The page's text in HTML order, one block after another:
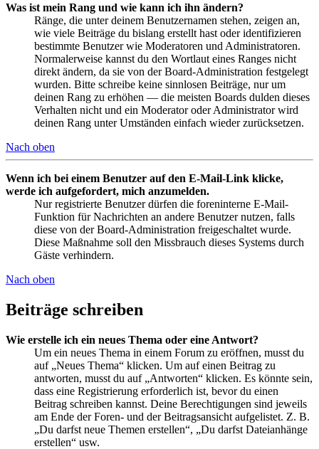
Was ist mein Rang und wie kann ich ihn ändern?
Ränge, die unter deinem Benutzernamen stehen, zeigen an,
wie viele Beiträge du bislang erstellt hast oder identifizieren
bestimmte Benutzer wie Moderatoren und Administratoren.
Normalerweise kannst du den Wortlaut eines Ranges nicht
direkt ändern, da sie von der Board-Administration festgelegt
wurden. Bitte schreibe keine sinnlosen Beiträge, nur um
deinen Rang zu erhöhen — die meisten Boards dulden dieses
Verhalten nicht und ein Moderator oder Administrator wird
deinen Rang unter Umständen einfach wieder zurücksetzen.
Nach oben
Wenn ich bei einem Benutzer auf den E-Mail-Link klicke,
werde ich aufgefordert, mich anzumelden.
Nur registrierte Benutzer dürfen die foreninterne E-Mail-
Funktion für Nachrichten an andere Benutzer nutzen, falls
diese von der Board-Administration freigeschaltet wurde.
Diese Maßnahme soll den Missbrauch dieses Systems durch
Gäste verhindern.
Nach oben
Beiträge schreiben
Wie erstelle ich ein neues Thema oder eine Antwort?
Um ein neues Thema in einem Forum zu eröffnen, musst du
auf „Neues Thema“ klicken. Um auf einen Beitrag zu
antworten, musst du auf „Antworten“ klicken. Es könnte sein,
dass eine Registrierung erforderlich ist, bevor du einen
Beitrag schreiben kannst. Deine Berechtigungen sind jeweils
am Ende der Foren- und der Beitragsansicht aufgelistet. Z. B.
„Du darfst neue Themen erstellen“, „Du darfst Dateianhänge
erstellen“ usw.